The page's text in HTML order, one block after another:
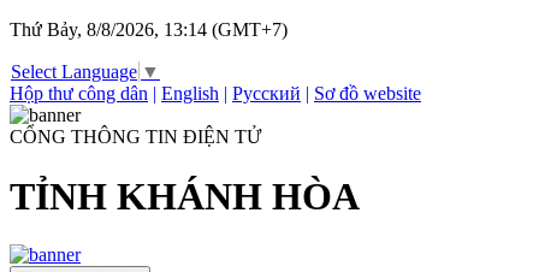
Thứ Bảy, 8/8/2026, 13:14 (GMT+7)
Select Language ▼
Hộp thư công dân | English | Русский | Sơ đồ website
CỔNG THÔNG TIN ĐIỆN TỬ
TỈNH KHÁNH HÒA